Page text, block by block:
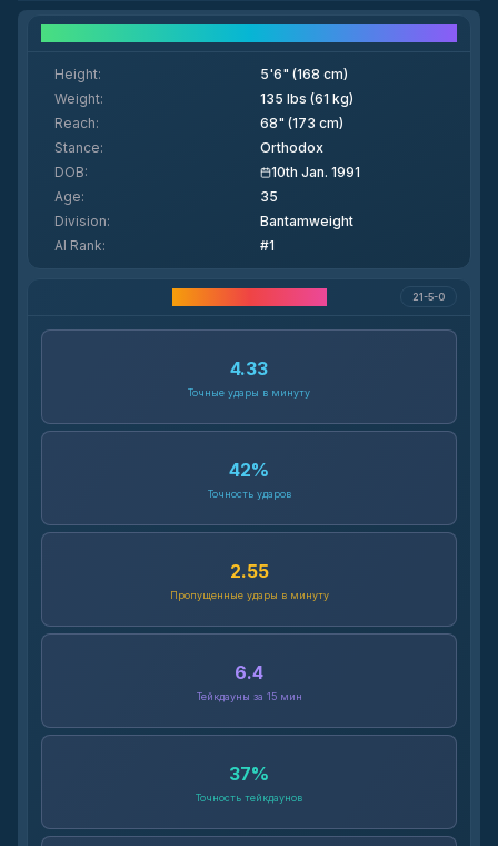
Height:
5'6" (168 cm)
Weight:
135 lbs (61 kg)
Reach:
68" (173 cm)
Stance:
Orthodox
DOB:
10th Jan. 1991
Age:
35
Division:
Bantamweight
AI Rank: #1
21-5-0
4.33
Точные удары в минуту
42%
Точность ударов
2.55
Пропущенные удары в минуту
6.4
Тейкдауны за 15 мин
37%
Точность тейкдаунов